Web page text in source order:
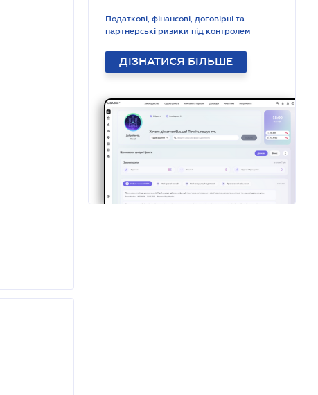
Податкові, фінансові, договірні та
партнерські ризики під контролем
ДІЗНАТИСЯ БІЛЬШЕ